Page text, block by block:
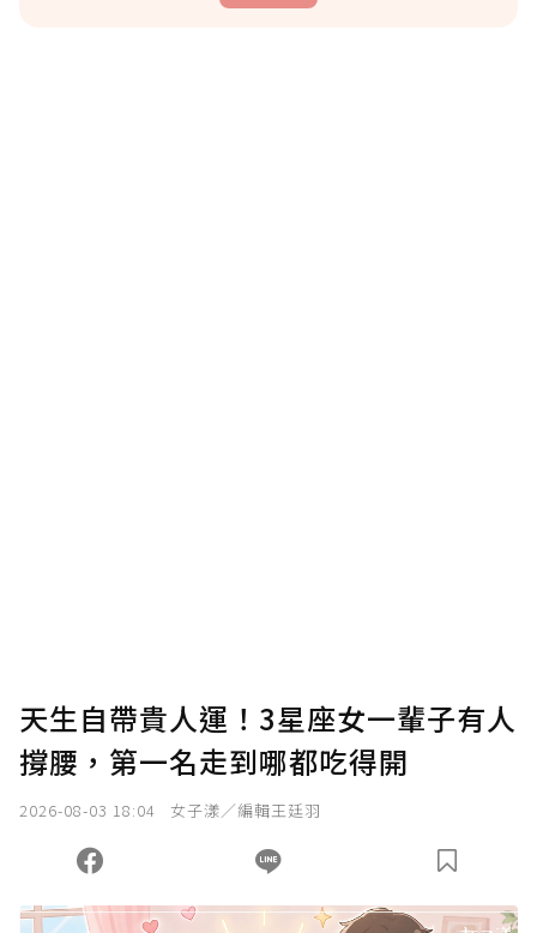
天生自帶貴人運！3星座女一輩子有人
撐腰，第一名走到哪都吃得開
2026-08-03 18:04 女子漾／編輯王廷羽